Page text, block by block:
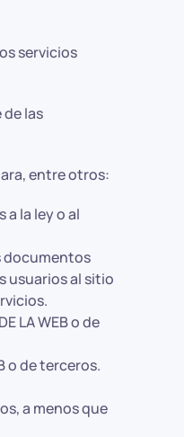
servicios
las
entre otros:
la ley o al
documentos
usuarios al sitio
LA WEB o de
o de terceros.
a menos que